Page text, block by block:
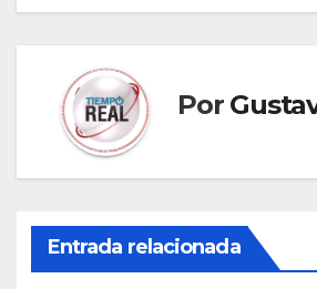
Por
Entrada relacionada